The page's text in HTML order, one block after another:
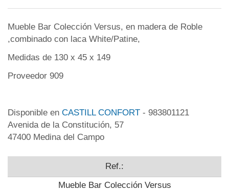
Mueble Bar Colección Versus, en madera de Roble
,combinado con laca White/Patine,
Medidas de 130 x 45 x 149
Proveedor 909
Disponible en CASTILL CONFORT - 983801121
Avenida de la Constitución, 57
47400 Medina del Campo
Ref.:
Mueble Bar Colección Versus